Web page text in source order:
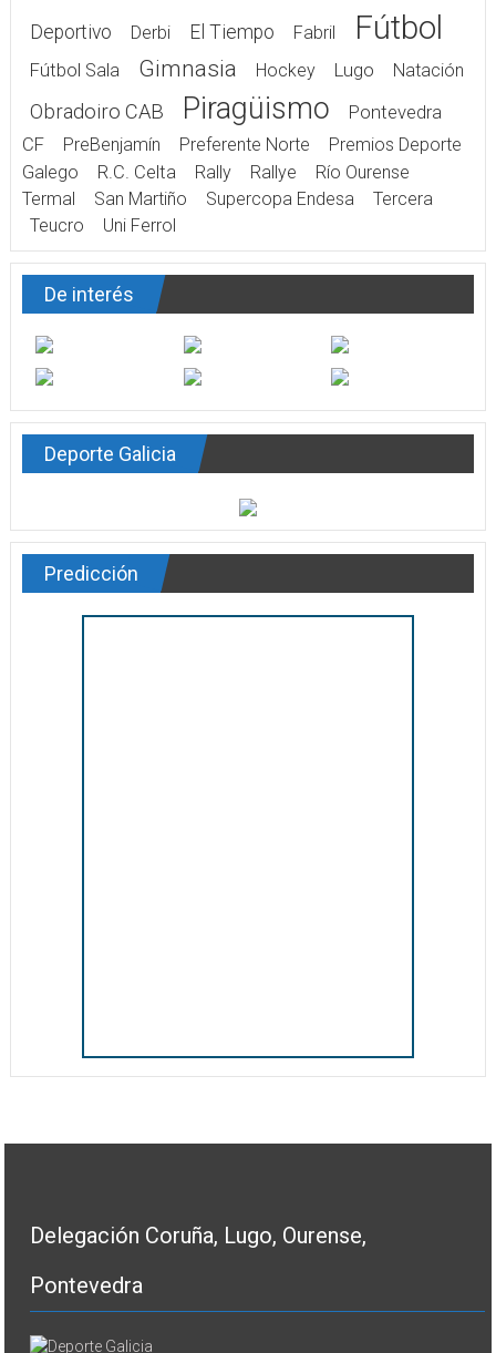
Deportivo Derbi El Tiempo Fabril Fútbol
Fútbol Sala Gimnasia Hockey Lugo Natación
Obradoiro CAB Piragüismo
Pontevedra
CF
PreBenjamín Preferente Norte
Premios Deporte
Galego
R.C. Celta Rally Rallye
Río Ourense
Termal
San Martiño Supercopa Endesa
Tercera
Teucro
Uni Ferrol
De interés
Deporte Galicia
Predicción
Delegación Coruña, Lugo, Ourense,
Pontevedra